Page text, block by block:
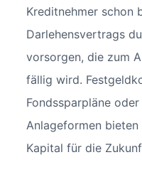
Kreditnehmer schon
Darlehensvertrags
vorsorgen, die zum
fällig wird.
Fondssparpläne
Anlageformen
Kapital für die